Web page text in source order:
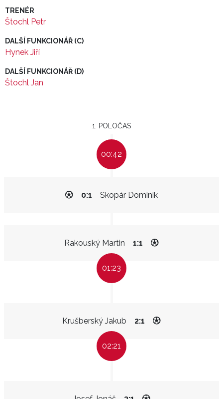
TRENÉR
Štochl Petr
DALŠÍ FUNKCIONÁŘ (C)
Hynek Jiří
DALŠÍ FUNKCIONÁŘ (D)
Štochl Jan
1. POLOČAS
00:42
Skopár Dominik
0:1
Rakouský Martin 1:1
01:23
Krušberský Jakub 2:1
02:21